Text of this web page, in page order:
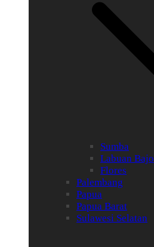
Sumba
Labuan Bajo
Flores
Palembang
Papua
Papua Barat
Sulawesi Selatan